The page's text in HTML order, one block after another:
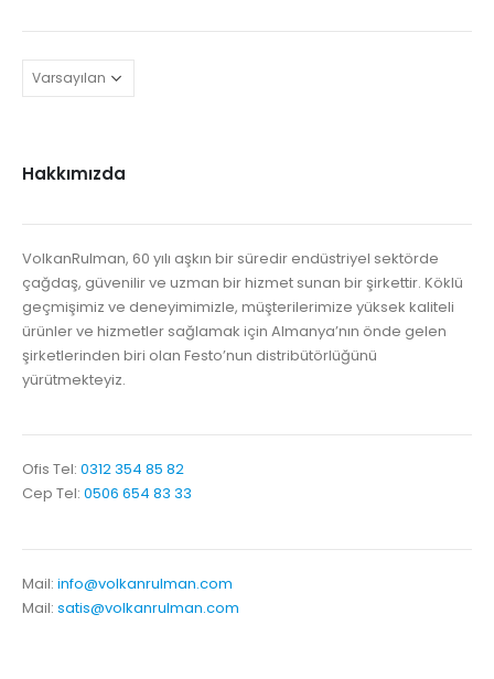
Hakkımızda
VolkanRulman, 60 yılı aşkın bir süredir endüstriyel sektörde
çağdaş, güvenilir ve uzman bir hizmet sunan bir şirkettir. Köklü
geçmişimiz ve deneyimimizle, müşterilerimize yüksek kaliteli
ürünler ve hizmetler sağlamak için Almanya’nın önde gelen
şirketlerinden biri olan Festo’nun distribütörlüğünü
yürütmekteyiz.
Ofis Tel: 0312 354 85 82
Cep Tel: 0506 654 83 33
Mail: info@volkanrulman.com
Mail: satis@volkanrulman.com